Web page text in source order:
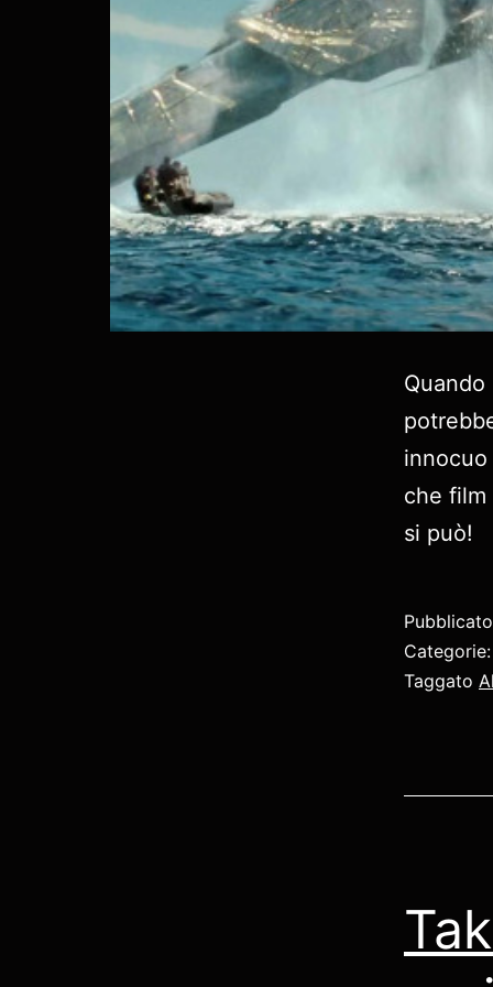
che film
si può!
Taggato